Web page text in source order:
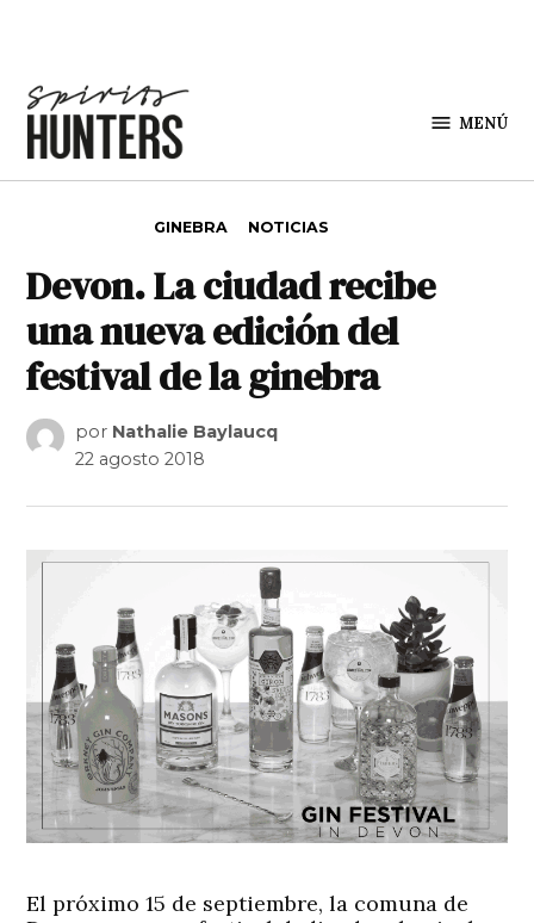
MENÚ
GINEBRA NOTICIAS
Devon. La ciudad recibe
una nueva edición del
festival de la ginebra
por Nathalie Baylaucq
22 agosto 2018
El próximo 15 de septiembre, la comuna de